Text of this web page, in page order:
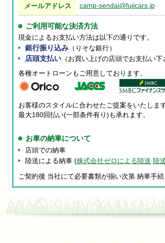
メールアドレス camp-sendai@fujicars.jp
ご利用可能な決済方法
現金によるお支払い方法は以下の通りです。
銀行振り込み（りそな銀行）
店頭支払い（お買い上げの店頭でお支払い下
各種オートローンもご用意しております。
お客様のスタイルに合わせたご提案をいたしま
最大180回払い(一部条件有り)も承れます。
お車の納車について
店頭での納車
陸送による納車 (株式会社ゼロによる陸送 陸
ご契約後 当社にて必要書類が揃い次第 納車手続